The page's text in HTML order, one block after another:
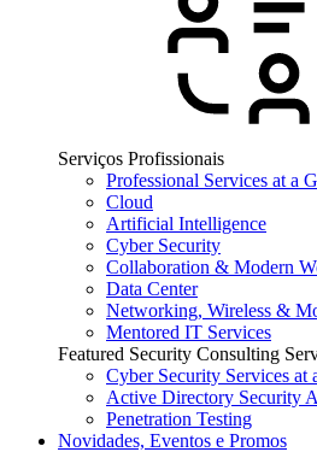
Serviços Profissionais
Professional Services at a
Cloud
Artificial Intelligence
Cyber Security
Collaboration & Modern
Data Center
Networking, Wireless &
Mentored IT Services
Featured Security Consulting
Cyber Security Services at
Active Directory Security
Penetration Testing
Novidades, Eventos e Promos